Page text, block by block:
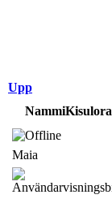
Upp
NammiKisulora
Maia